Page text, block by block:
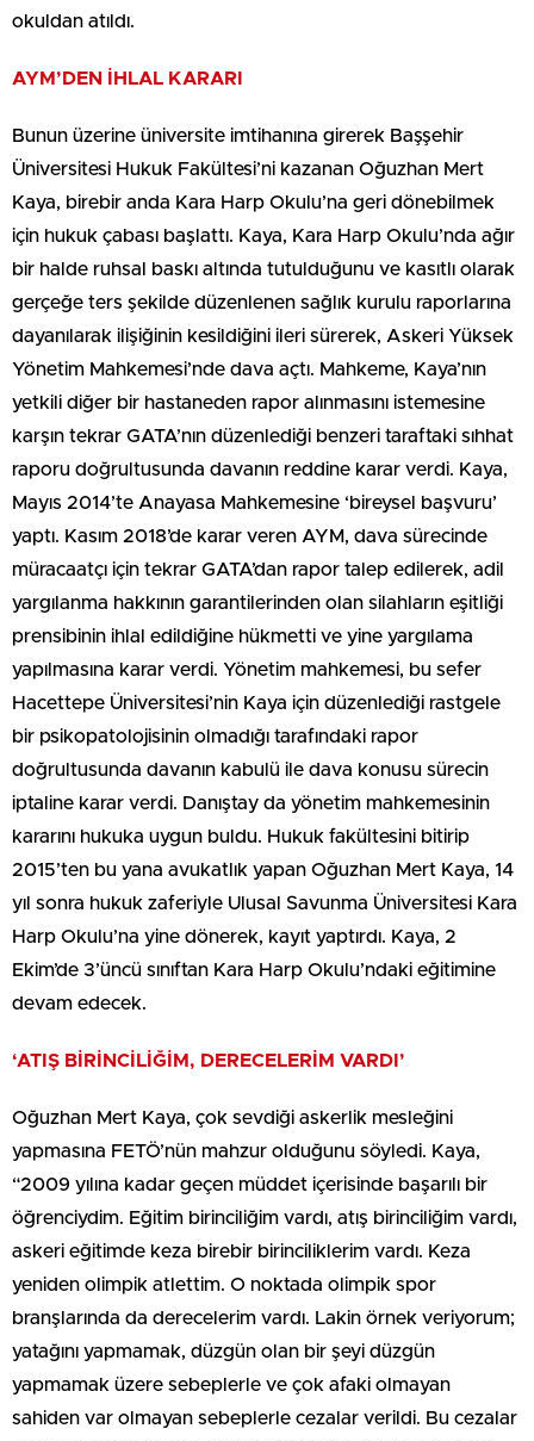
okuldan atıldı.
AYM’DEN İHLAL KARARI
Bunun üzerine üniversite imtihanına girerek Başşehir
Üniversitesi Hukuk Fakültesi’ni kazanan Oğuzhan Mert
Kaya, birebir anda Kara Harp Okulu’na geri dönebilmek
için hukuk çabası başlattı. Kaya, Kara Harp Okulu’nda ağır
bir halde ruhsal baskı altında tutulduğunu ve kasıtlı olarak
gerçeğe ters şekilde düzenlenen sağlık kurulu raporlarına
dayanılarak ilişiğinin kesildiğini ileri sürerek, Askeri Yüksek
Yönetim Mahkemesi’nde dava açtı. Mahkeme, Kaya’nın
yetkili diğer bir hastaneden rapor alınmasını istemesine
karşın tekrar GATA’nın düzenlediği benzeri taraftaki sıhhat
raporu doğrultusunda davanın reddine karar verdi. Kaya,
Mayıs 2014’te Anayasa Mahkemesine ‘bireysel başvuru’
yaptı. Kasım 2018’de karar veren AYM, dava sürecinde
müracaatçı için tekrar GATA’dan rapor talep edilerek, adil
yargılanma hakkının garantilerinden olan silahların eşitliği
prensibinin ihlal edildiğine hükmetti ve yine yargılama
yapılmasına karar verdi. Yönetim mahkemesi, bu sefer
Hacettepe Üniversitesi’nin Kaya için düzenlediği rastgele
bir psikopatolojisinin olmadığı tarafındaki rapor
doğrultusunda davanın kabulü ile dava konusu sürecin
iptaline karar verdi. Danıştay da yönetim mahkemesinin
kararını hukuka uygun buldu. Hukuk fakültesini bitirip
2015’ten bu yana avukatlık yapan Oğuzhan Mert Kaya, 14
yıl sonra hukuk zaferiyle Ulusal Savunma Üniversitesi Kara
Harp Okulu’na yine dönerek, kayıt yaptırdı. Kaya, 2
Ekim’de 3’üncü sınıftan Kara Harp Okulu’ndaki eğitimine
devam edecek.
‘ATIŞ BİRİNCİLİĞİM, DERECELERİM VARDI’
Oğuzhan Mert Kaya, çok sevdiği askerlik mesleğini
yapmasına FETÖ’nün mahzur olduğunu söyledi. Kaya,
“2009 yılına kadar geçen müddet içerisinde başarılı bir
öğrenciydim. Eğitim birinciliğim vardı, atış birinciliğim vardı,
askeri eğitimde keza birebir birinciliklerim vardı. Keza
yeniden olimpik atlettim. O noktada olimpik spor
branşlarında da derecelerim vardı. Lakin örnek veriyorum;
yatağını yapmamak, düzgün olan bir şeyi düzgün
yapmamak üzere sebeplerle ve çok afaki olmayan
sahiden var olmayan sebeplerle cezalar verildi. Bu cezalar